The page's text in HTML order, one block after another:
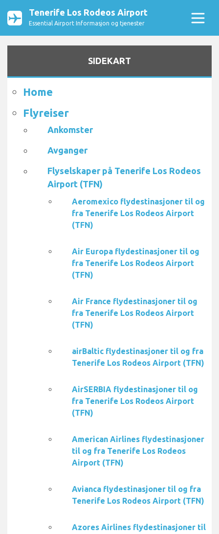
Tenerife Los Rodeos Airport
Essential Airport Informasjon og tjenester
SIDEKART
Home
Flyreiser
Ankomster
Avganger
Flyselskaper på Tenerife Los Rodeos
Airport (TFN)
Aeromexico flydestinasjoner til og
fra Tenerife Los Rodeos Airport
(TFN)
Air Europa flydestinasjoner til og
fra Tenerife Los Rodeos Airport
(TFN)
Air France flydestinasjoner til og
fra Tenerife Los Rodeos Airport
(TFN)
airBaltic flydestinasjoner til og fra
Tenerife Los Rodeos Airport (TFN)
AirSERBIA flydestinasjoner til og
fra Tenerife Los Rodeos Airport
(TFN)
American Airlines flydestinasjoner
til og fra Tenerife Los Rodeos
Airport (TFN)
Avianca flydestinasjoner til og fra
Tenerife Los Rodeos Airport (TFN)
Azores Airlines flydestinasjoner til